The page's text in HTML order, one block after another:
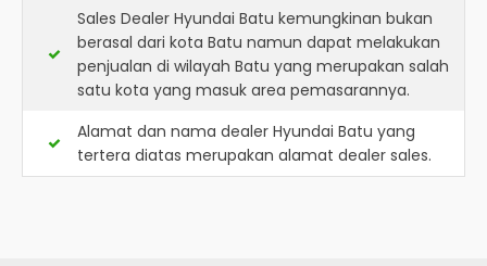
Sales Dealer Hyundai Batu kemungkinan bukan
berasal dari kota Batu namun dapat melakukan
penjualan di wilayah Batu yang merupakan salah
satu kota yang masuk area pemasarannya.
Alamat dan nama dealer Hyundai Batu yang
tertera diatas merupakan alamat dealer sales.